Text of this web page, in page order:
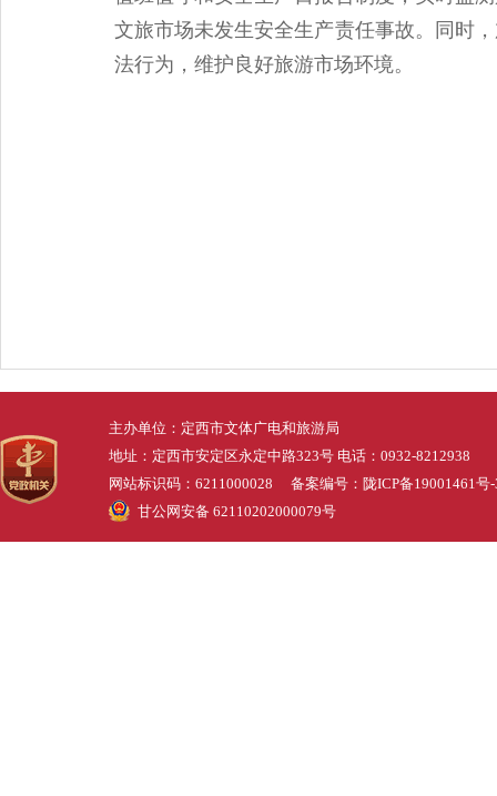
文旅市场未发生安全生产责任事故。同时
法行为，维护良好旅游市场环境。
主办单位：定西市文体广电和旅游局
地址：定西市安定区永定中路323号 电话：0932-8212938
网站标识码：6211000028 备案编号： 陇ICP备19001461号
甘公网安备 62110202000079号